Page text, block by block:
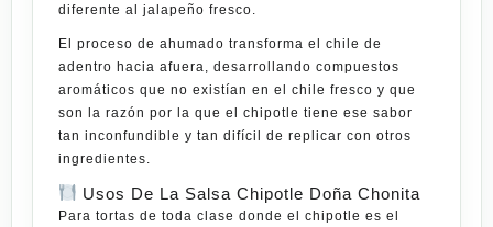
diferente al jalapeño fresco.
El proceso de ahumado transforma el chile de
adentro hacia afuera, desarrollando compuestos
aromáticos que no existían en el chile fresco y que
son la razón por la que el chipotle tiene ese sabor
tan inconfundible y tan difícil de replicar con otros
ingredientes.
Usos De La Salsa Chipotle Doña Chonita
Para tortas de toda clase donde el chipotle es el